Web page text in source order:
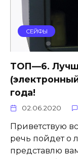
СЕЙФЫ
ТОП—6.
года!
02.06.2020
Приветствую
речь пойдет о
представлю